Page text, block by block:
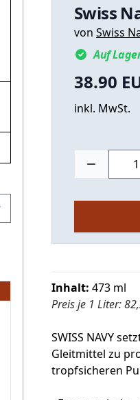
Swiss
von Swiss
Auf
Product
38.90
inkl. MwSt.
Inhalt: 473 ml
Preis je 1 Liter:
SWISS NAVY
Gleitmittel zu
tropfsicheren